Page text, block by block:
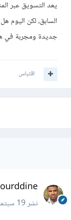
يعد التسويق عبر
السابق، لكن اليوم
جديدة ومجربة في
اقتباس
نشر19 سبتمبر 2015